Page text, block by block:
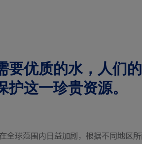
要优质的水，人们
这一珍贵资源。
全球范围内日益加剧，根据不同地区